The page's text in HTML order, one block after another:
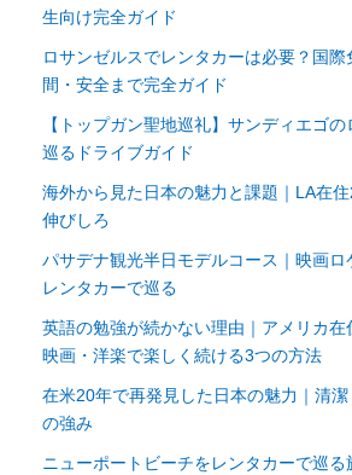
生向け完全ガイド
ロサンゼルスでレンタカーは必要？国
間・安全まで完全ガイド
【トップガン聖地巡礼】サンディエゴ
巡るドライブガイド
海外から見た日本の魅力と課題｜LA在
伸びしろ
パサデナ観光半日モデルコース｜映画
レンタカーで巡る
英語の勉強が続かない理由｜アメリカ在
映画・洋楽で楽しく続ける3つの方法
在米20年で再発見した日本の魅力｜清
の強み
ニューポートビーチをレンタカーで巡